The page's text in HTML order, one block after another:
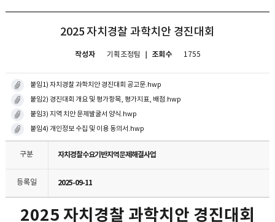
2025 자치경찰 과학치안 경진대회
작성자 기획조정팀 ｜ 조회수 1755
붙임1) 자치경찰 과학치안 경진대회 공고문.hwp
붙임2) 경진대회 개요 및 평가항목, 평가지표, 배점.hwp
붙임3) 지역 치안 문제발굴서 양식.hwp
붙임4) 개인정보 수집 및 이용 동의서.hwp
구분 자치경찰수요기반지역문제해결사업
등록일 2025-09-11
2025 자치경찰 과학치안 경진대회